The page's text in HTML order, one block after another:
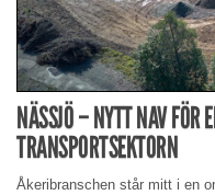
NÄSSJÖ – NYTT NAV FÖR
TRANSPORTSEKTORN
Åkeribranschen står mitt i en